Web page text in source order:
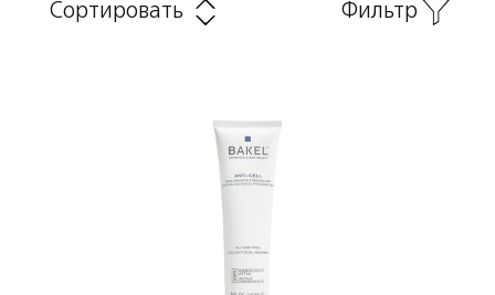
Сортировать Фильтр
Подробнее
В корзину